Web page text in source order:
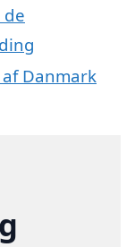
Danmark